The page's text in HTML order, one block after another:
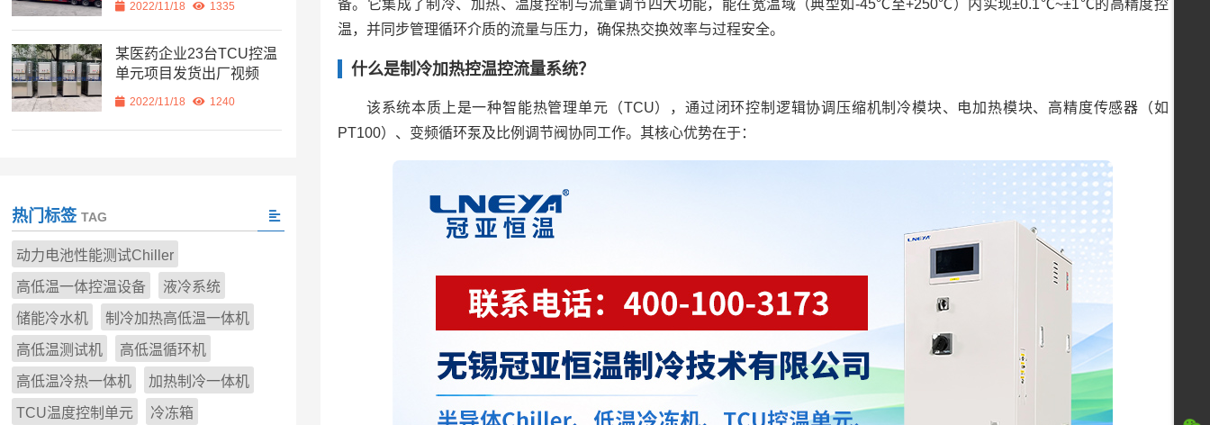
备。它集成了制冷、加热、温度控制与流量调节四大功能，能在宽温域（典型如-45℃至+250℃）内实现±0.1℃~±1℃的高精度控
温，并同步管理循环介质的流量与压力，确保热交换效率与过程安全。
什么是制冷加热控温控流量系统？
该系统本质上是一种智能热管理单元（TCU），通过闭环控制逻辑协调压缩机制冷模块、电加热模块、高精度传感器（如
PT100）、变频循环泵及比例调节阀协同工作。其核心优势在于：
2022/11/18 1335
某医药企业23台TCU控温
单元项目发货出厂视频
2022/11/18 1240
热门标签 TAG
动力电池性能测试Chiller
高低温一体控温设备 液冷系统
储能冷水机 制冷加热高低温一体机
高低温测试机 高低温循环机
高低温冷热一体机 加热制冷一体机
TCU温度控制单元 冷冻箱